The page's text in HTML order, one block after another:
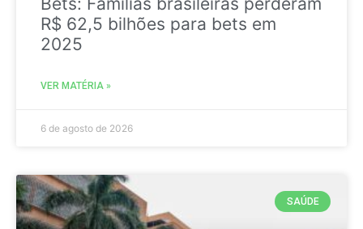
R$ 62,5 bilhões para bets em
2025
VER MATÉRIA »
6 de agosto de 2026
SAÚDE